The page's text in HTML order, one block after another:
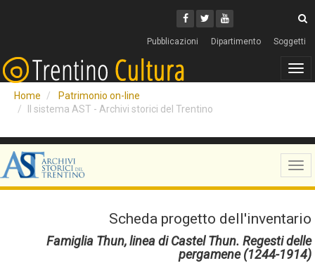
Facebook
Twitter
Youtube
Pubblicazioni Dipartimento Soggetti
Home
Patrimonio on-line
Il sistema AST - Archivi storici del Trentino
Scheda progetto dell'inventario
Famiglia Thun, linea di Castel Thun. Regesti delle
pergamene (1244-1914)